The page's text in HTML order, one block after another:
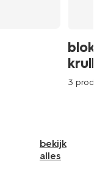
3
bekijk
alles